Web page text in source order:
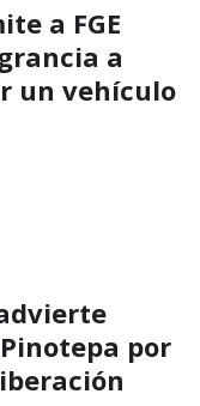
a FGE
a
un vehículo
por